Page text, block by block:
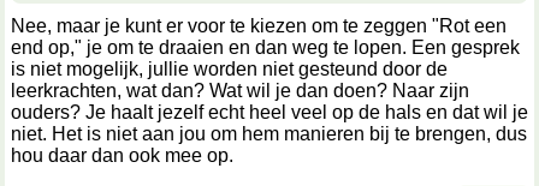
Nee, maar je kunt er voor te kiezen om te zeggen "Rot een
end op," je om te draaien en dan weg te lopen. Een gesprek
is niet mogelijk, jullie worden niet gesteund door de
leerkrachten, wat dan? Wat wil je dan doen? Naar zijn
ouders? Je haalt jezelf echt heel veel op de hals en dat wil je
niet. Het is niet aan jou om hem manieren bij te brengen, dus
hou daar dan ook mee op.